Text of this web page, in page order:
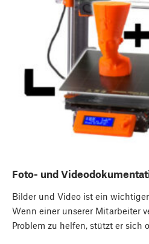
Foto- und
Bilder und Video ist ein
Wenn einer unserer Mitarbeiter
Problem zu helfen, stützt er sich